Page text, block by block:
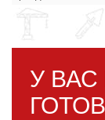
У ВАС